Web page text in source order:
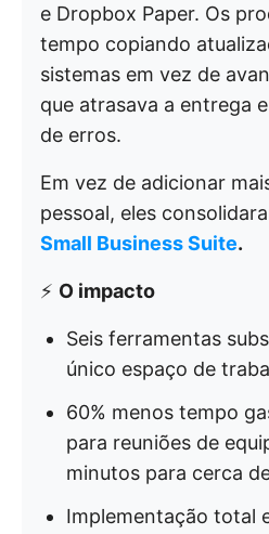
e Dropbox Paper. Os
tempo copiando
sistemas em vez de
que atrasava a entrega
de erros.
Em vez de adicionar
pessoal, eles
Small Business Suite.
⚡ O impacto
Seis ferramentas
único espaço de
60% menos tempo
para reuniões de
minutos para cerca
Implementação total